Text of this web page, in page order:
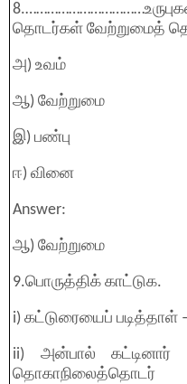
தொடர்கள் வேற்றுமைத்
அ) உவம்
ஆ) வேற்றுமை
இ) பண்பு
ஈ) வினை
Answer:
ஆ) வேற்றுமை
9.பொருத்திக் காட்டுக.
i) கட்டுரையைப்
ii) அன்பால் கட்டினார்
தொகாநிலைத்தொடர்